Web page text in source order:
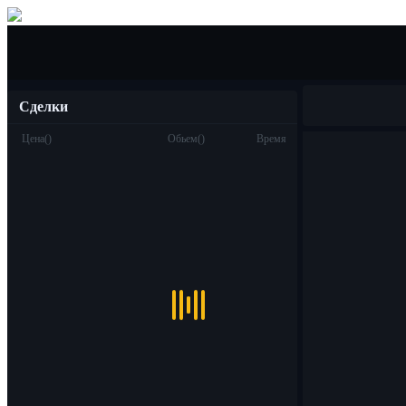
Сделки
Цена() Обьем() Время